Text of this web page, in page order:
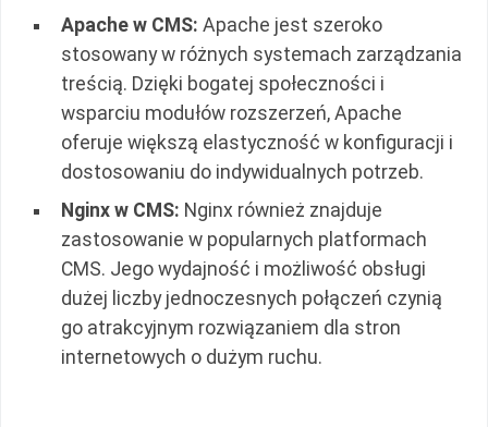
Apache w CMS: Apache jest szeroko
stosowany w różnych systemach zarządzania
treścią. Dzięki bogatej społeczności i
wsparciu modułów rozszerzeń, Apache
oferuje większą elastyczność w konfiguracji i
dostosowaniu do indywidualnych potrzeb.
Nginx w CMS: Nginx również znajduje
zastosowanie w popularnych platformach
CMS. Jego wydajność i możliwość obsługi
dużej liczby jednoczesnych połączeń czynią
go atrakcyjnym rozwiązaniem dla stron
internetowych o dużym ruchu.